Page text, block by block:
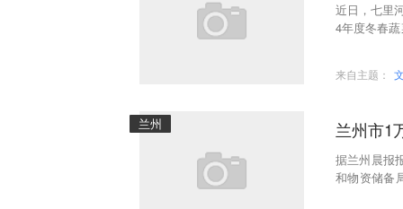
近日，七里
4年度冬春
来自主题：
兰州 兰州市1
据兰州晨报
和物资储备